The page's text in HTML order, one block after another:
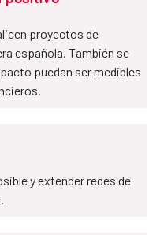
proyectos de
española. También se
puedan ser medibles
y extender redes de